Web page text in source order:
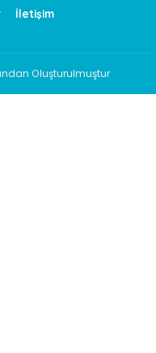
İletişim
Oluşturulmuştur